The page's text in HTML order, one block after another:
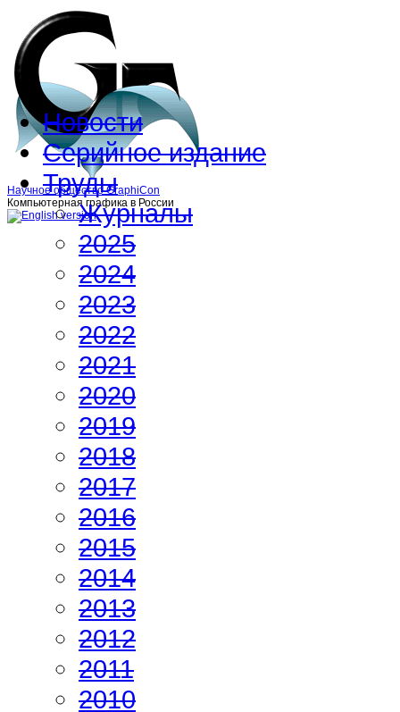
Научное общество GraphiCon
Компьютерная графика в России
Новости
Серийное издание
Труды
Журналы
2025
2024
2023
2022
2021
2020
2019
2018
2017
2016
2015
2014
2013
2012
2011
2010